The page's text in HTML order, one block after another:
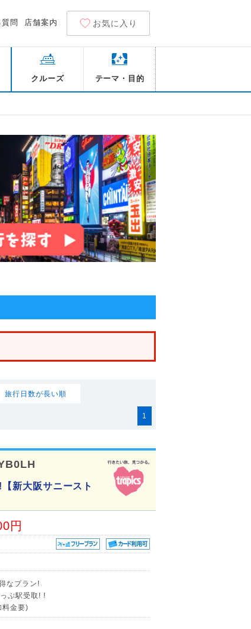
問 店舗案内 お気に入り
クルーズ テーマ・目的
旅行日数が長い順
1
新大阪サニースト
円
なプラン!
ぷ駅受取! !
料金要)